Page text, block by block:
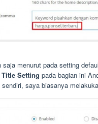
saja menurut pada setting
Title Setting pada bagian ini
saya biasanya